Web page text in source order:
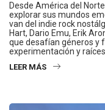
Desde América del
explorar sus mundos
van del indie rock
Hart, Dario Emu, Erik
que desafían géneros y
experimentación y
LEER MÁS